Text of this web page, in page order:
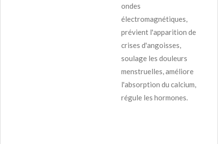
ondes
électromagnétiques,
prévient l'apparition de
crises d'angoisses,
soulage les douleurs
menstruelles, améliore
l'absorption du calcium,
régule les hormones.